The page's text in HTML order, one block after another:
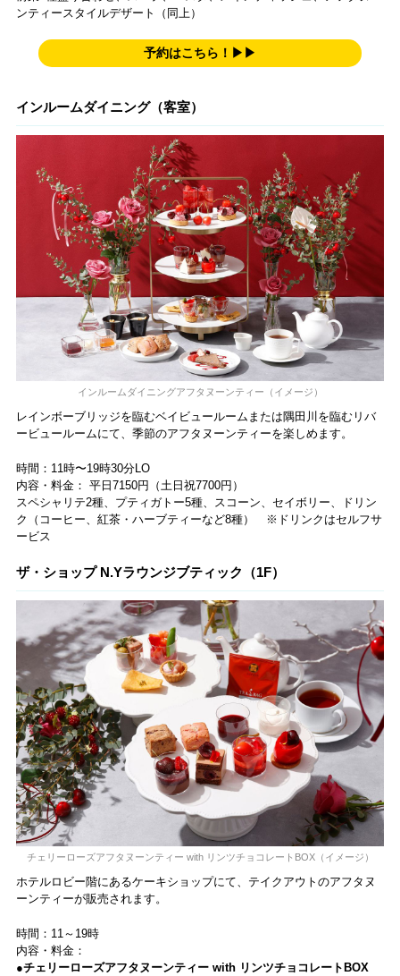
ンティースタイルデザート（同上）
予約はこちら！▶▶
インルームダイニング（客室）
インルームダイニングアフタヌーンティー（イメージ）
レインボーブリッジを臨むベイビュールームまたは隅田川を臨むリバ
ービュールームにて、季節のアフタヌーンティーを楽しめます。
時間：11時〜19時30分LO
内容・料金： 平日7150円（土日祝7700円）
スペシャリテ2種、プティガトー5種、スコーン、セイボリー、ドリン
ク（コーヒー、紅茶・ハーブティーなど8種） ※ドリンクはセルフサ
ービス
ザ・ショップ N.Yラウンジブティック（1F）
チェリーローズアフタヌーンティー with リンツチョコレートBOX（イメージ）
ホテルロビー階にあるケーキショップにて、テイクアウトのアフタヌ
ーンティーが販売されます。
時間：11～19時
内容・料金：
●チェリーローズアフタヌーンティー with リンツチョコレートBOX